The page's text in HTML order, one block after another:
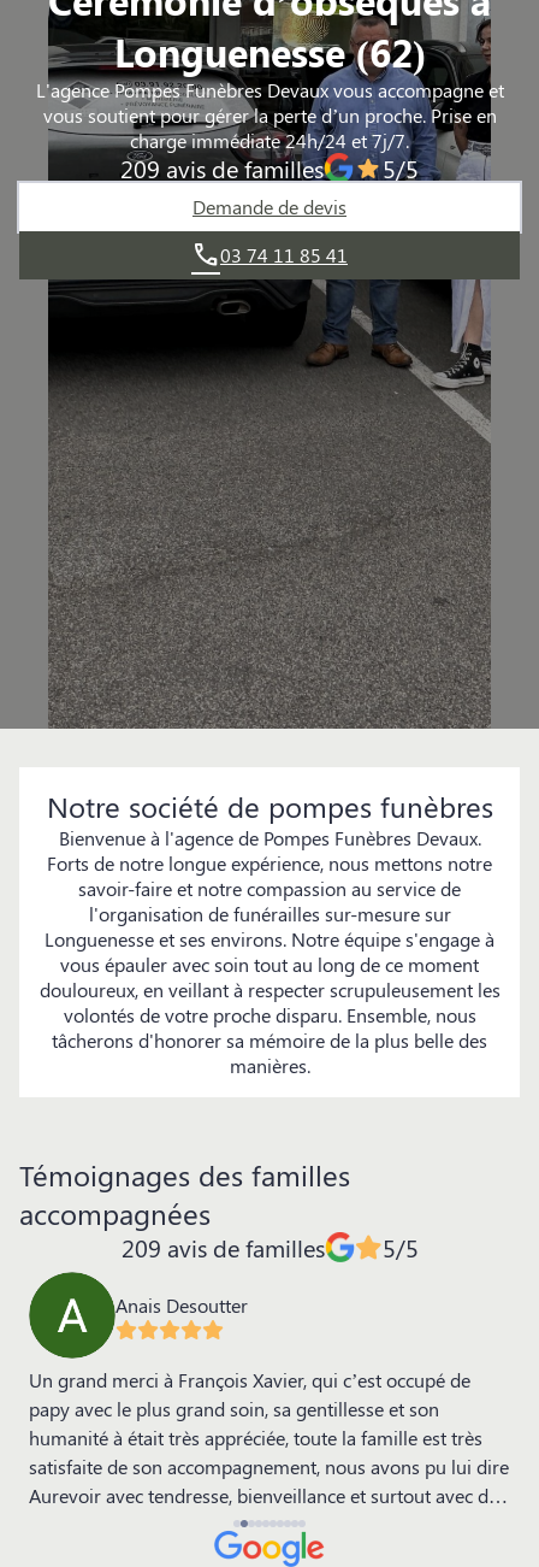
Longuenesse (62)
L'agence Pompes Funèbres Devaux vous accompagne et
vous soutient pour gérer la perte d’un proche. Prise en
charge immédiate 24h/24 et 7j/7.
209 avis de familles 5/5
Demande de devis
03 74 11 85 41
Notre société de pompes funèbres
Bienvenue à l'agence de Pompes Funèbres Devaux.
Forts de notre longue expérience, nous mettons notre
savoir-faire et notre compassion au service de
l'organisation de funérailles sur-mesure sur
Longuenesse et ses environs. Notre équipe s'engage à
vous épauler avec soin tout au long de ce moment
douloureux, en veillant à respecter scrupuleusement les
volontés de votre proche disparu. Ensemble, nous
tâcherons d'honorer sa mémoire de la plus belle des
manières.
Témoignages des familles
accompagnées
209 avis de familles 5/5
Anais Desoutter
Un grand merci à François Xavier, qui c’est occupé de
papy avec le plus grand soin, sa gentillesse et son
humanité à était très appréciée, toute la famille est très
satisfaite de son accompagnement, nous avons pu lui dire
Aurevoir avec tendresse, bienveillance et surtout avec du
temps. Les petites attentions apportées, nous ont
beaucoup touchées. Alors merci infiniment à lui ainsi qu’à